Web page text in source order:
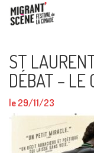
ST
DÉBAT – LE
le 29/11/23